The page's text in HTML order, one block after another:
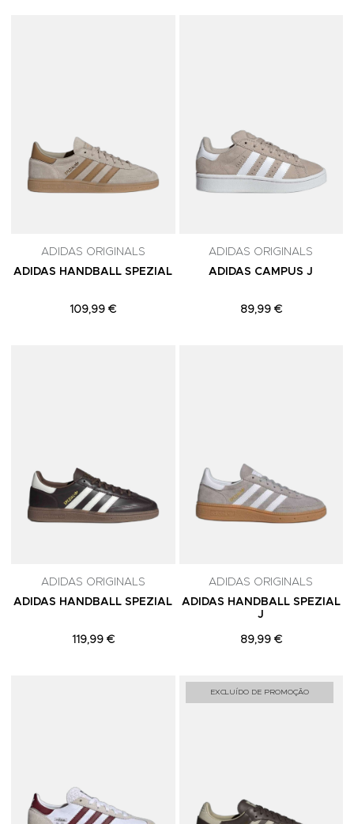
ADIDAS ORIGINALS
ADIDAS HANDBALL SPEZIAL
109,99 €
ADIDAS ORIGINALS
ADIDAS CAMPUS J
89,99 €
ADIDAS ORIGINALS
ADIDAS HANDBALL SPEZIAL
119,99 €
ADIDAS ORIGINALS
ADIDAS HANDBALL SPEZIAL
J
89,99 €
Adicionar aos Favoritos
EXCLUÍDO DE PROMOÇÃO